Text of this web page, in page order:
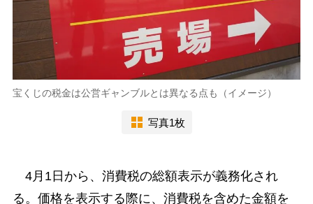
宝くじの税金は公営ギャンブルとは異なる点も（イメージ）
写真1枚
4月1日から、消費税の総額表示が義務化され
る。価格を表示する際に、消費税を含めた金額を